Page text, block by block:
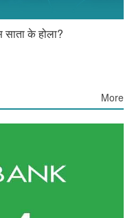
के होला?
More